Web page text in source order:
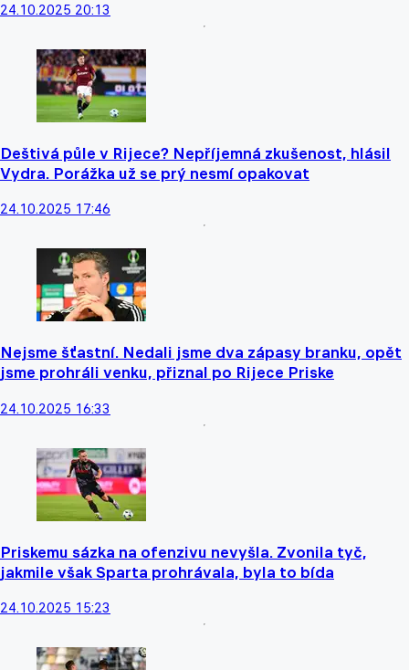
24.10.2025 20:13
Deštivá půle v Rijece? Nepříjemná zkušenost, hlásil
Vydra. Porážka už se prý nesmí opakovat
24.10.2025 17:46
Nejsme šťastní. Nedali jsme dva zápasy branku, opět
jsme prohráli venku, přiznal po Rijece Priske
24.10.2025 16:33
Priskemu sázka na ofenzivu nevyšla. Zvonila tyč,
jakmile však Sparta prohrávala, byla to bída
24.10.2025 15:23